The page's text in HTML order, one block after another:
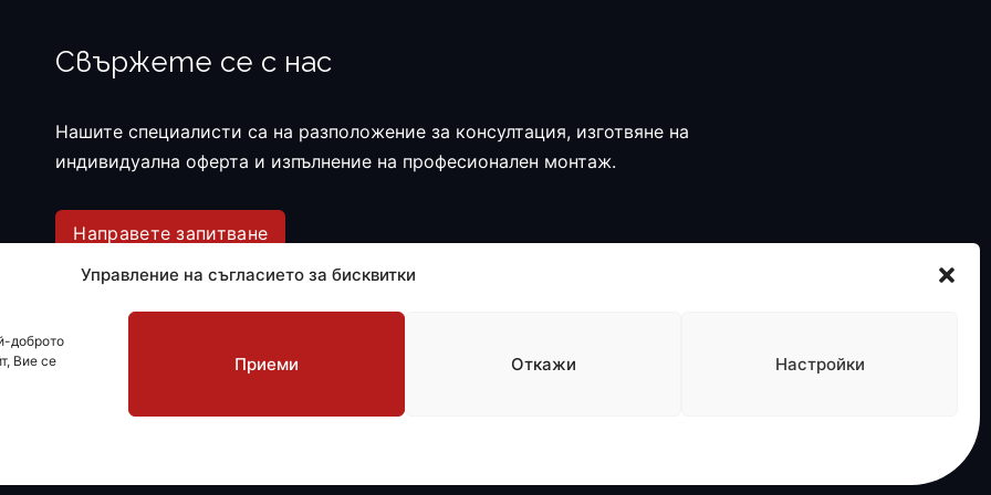
Управление на съгласието за бисквитки
доброто
Вие се
Приеми Откажи Настройки
Свържете се с нас
Нашите специалисти са на разположение за консултация, изготвяне на
индивидуална оферта и изпълнение на професионален монтаж.
Направете запитване